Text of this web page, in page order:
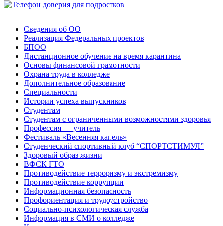
Сведения об ОО
Реализация Федеральных проектов
БПОО
Дистанционное обучение на время карантина
Основы финансовой грамотности
Охрана труда в колледже
Дополнительное образование
Специальности
Истории успеха выпускников
Студентам
Студентам с ограниченными возможностями здоровья
Профессия — учитель
Фестиваль «Весенняя капель»
Студенческий спортивный клуб “СПОРТСТИМУЛ”
Здоровый образ жизни
ВФСК ГТО
Противодействие терроризму и экстремизму
Противодействие коррупции
Информационная безопасность
Профориентация и трудоустройство
Социально-психологическая служба
Информация в СМИ о колледже